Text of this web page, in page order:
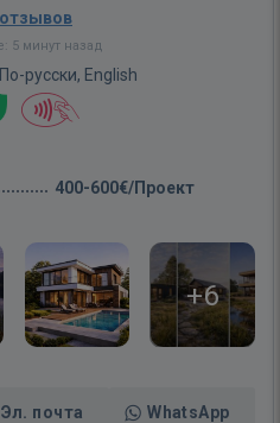
5 минут назад
русски, English
400-600€/Проект
+6
Эл. почта WhatsApp